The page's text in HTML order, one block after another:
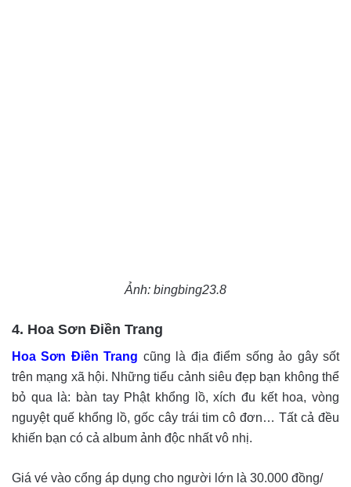
Ảnh: bingbing23.8
4. Hoa Sơn Điền Trang
Hoa Sơn Điền Trang cũng là địa điểm sống ảo gây sốt
trên mạng xã hội. Những tiểu cảnh siêu đẹp bạn không thể
bỏ qua là: bàn tay Phật khổng lồ, xích đu kết hoa, vòng
nguyệt quế khổng lồ, gốc cây trái tim cô đơn… Tất cả đều
khiến bạn có cả album ảnh độc nhất vô nhị.
Giá vé vào cổng áp dụng cho người lớn là 30.000 đồng/